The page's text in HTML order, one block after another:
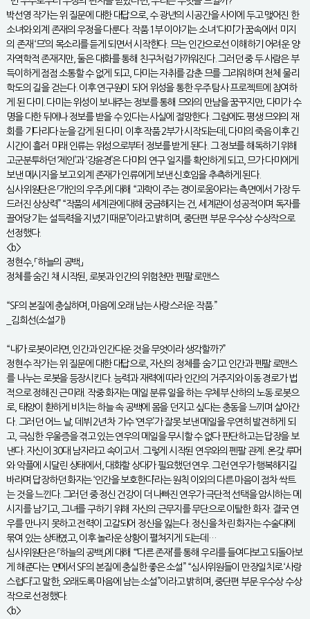
박선영 작가는 위 질문에 대한 대답으로, 수 광년의 시공간을 사이에 두고 맺어진 한
소녀와 외계 존재의 우정을 다룬다. 작품 1부 이야기는 소녀 ‘다미’가 꿈속에서 미지
의 존재 ‘므’의 목소리를 듣게 되면서 시작한다. 므는 인간으로선 이해하기 어려운 양
자역학적 존재지만, 둘은 대화를 통해 친구처럼 가까워진다. 그러던 중 두 사람은 부
득이하게 점점 소통할 수 없게 되고, 다미는 자취를 감춘 므를 그리워하며 천체 물리
학도의 길을 걷는다. 이후 연구원이 되어 위성을 통한 우주 탐사 프로젝트에 참여하
게 된 다미. 다미는 위성이 보내주는 정보를 통해 므와의 만남을 꿈꾸지만, 다미가 수
명을 다한 뒤에나 정보를 받을 수 있다는 사실에 절망한다. 그럼에도 평생 므와의 재
회를 기다리다 눈을 감게 된 다미. 이후 작품 2부가 시작되는데, 다미의 죽음 이후 긴
시간이 흘러 미래 인류는 위성으로부터 정보를 받게 된다. 그 정보를 해독하기 위해
고군분투하던 ‘제인’과 ‘강윤경’은 다미의 연구 일지를 확인하게 되고, 므가 다미에게
보낸 메시지을 보고 외계 존재가 인류에게 보낸 신호임을 추측하게 된다.
심사위원단은 「개인의 우주」에 대해 “과학이 주는 경이로움이라는 측면에서 가장 두
드러진 상상력” “작품의 세계관에 대해 궁금해지는 건, 세계관이 성공적이며 독자를
끌어당기는 설득력을 지녔기 때문”이라고 밝히며, 중단편 부문 우수상 수상작으로
선정했다.
<b>
정현수, 「하늘의 공백」
정체를 숨긴 채 시작된, 로봇과 인간의 위험천만 펜팔 로맨스
“SF의 본질에 충실하며, 마음에 오래 남는 사랑스러운 작품.”
_김희선(소설가)
“내가 로봇이라면, 인간과 인간다운 것을 무엇이라 생각할까?”
정현수 작가는 위 질문에 대한 대답으로, 자신의 정체를 숨기고 인간과 펜팔 로맨스
를 나누는 로봇을 등장시킨다. 능력과 재력에 따라 인간의 거주지와 이동 경로가 법
적으로 정해진 근미래. 작중 화자는 메일 분류 일을 하는 우체부 산하의 노동 로봇으
로, 태양이 환하게 비치는 하늘 속 공백에 몸을 던지고 싶다는 충동을 느끼며 살아간
다. 그러던 어느 날, 데뷔 2년 차 가수 ‘연우’가 잘못 보낸 메일을 우연히 발견하게 되
고, 극심한 우울증을 겪고 있는 연우의 메일을 무시할 수 없다 판단하고는 답장을 보
낸다. 자신이 30대 남자라고 속이고서. 그렇게 시작된 연우와의 펜팔 관계. 온갖 루머
와 악플에 시달린 상태에서, 대화할 상대가 필요했던 연우. 그런 연우가 행복해지길
바라며 답장하던 화자는 ‘인간을 보호한다’라는 원칙 이외의 다른 마음이 점차 싹트
는 것을 느낀다. 그러던 중 정신 건강이 더 나빠진 연우가 극단적 선택을 암시하는 메
시지를 남기고, 그녀를 구하기 위해 자신의 근무지를 무단으로 이탈한 화자. 결국 연
우를 만나지 못하고 전력이 고갈되어 정신을 잃는다. 정신을 차린 화자는 수술대에
묶여 있는 상태였고, 이후 놀라운 상황이 펼쳐지게 되는데…
심사위원단은 「하늘의 공백」에 대해 “‘다른 존재’를 통해 우리를 들여다보고 되돌아보
게 해준다는 면에서 SF의 본질에 충실한 좋은 소설” “심사위원들이 만장일치로 ‘사랑
스럽다’고 말한, 오래도록 마음에 남는 소설”이라고 밝히며, 중단편 부문 우수상 수상
작으로 선정했다.
<b>